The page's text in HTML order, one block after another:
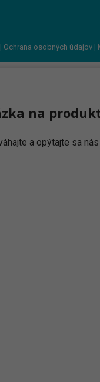
| Ochrana osobných údajov |
na
a opýtajte sa